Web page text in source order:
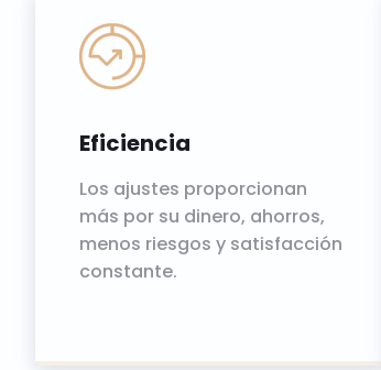
Eficiencia
Los ajustes proporcionan
más por su dinero, ahorros,
menos riesgos y satisfacción
constante.